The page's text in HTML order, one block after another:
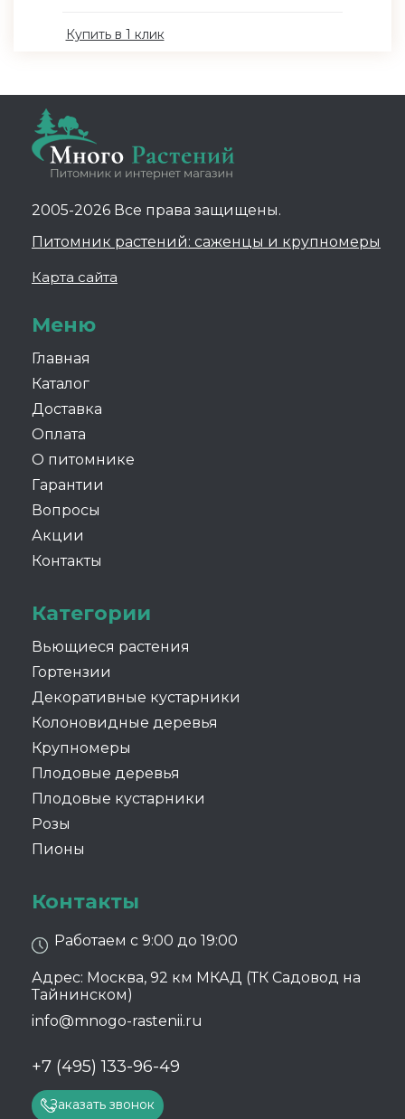
Купить в 1 клик
2005-2026 Все права защищены.
Питомник растений: саженцы и крупномеры
Карта сайта
Меню
Главная
Каталог
Доставка
Оплата
О питомнике
Гарантии
Вопросы
Акции
Контакты
Категории
Вьющиеся растения
Гортензии
Декоративные кустарники
Колоновидные деревья
Крупномеры
Плодовые деревья
Плодовые кустарники
Розы
Пионы
Контакты
Работаем с 9:00 до 19:00
Адрес: Москва, 92 км МКАД (ТК Садовод на
Тайнинском)
info@mnogo-rastenii.ru
+7 (495) 133-96-49
Заказать звонок